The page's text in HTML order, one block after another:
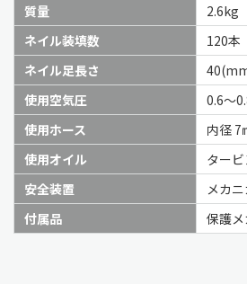
質量
2.6kg
ネイル装填数
120本
ネイル足長さ
使用空気圧
0.6～
使用ホース
内径 7
使用オイル
ター
安全装置
メカ
付属品
保護